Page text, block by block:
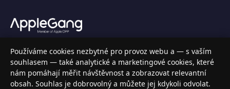
Váš specializovaný obchod s Apple produkty, příslušenstvím a
elektronikou. Nakupujte bezpečně a s jistotou.
INFORMACE
Používáme cookies nezbytné pro provoz webu a — s vaším
souhlasem — také analytické a marketingové cookies, které
nám pomáhají měřit návštěvnost a zobrazovat relevantní
obsah. Souhlas je dobrovolný a můžete jej kdykoli odvolat.